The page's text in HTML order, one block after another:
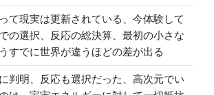
て現実は更新されている、今体験して
の選択、反応の総決算、最初の小さな
すでに世界が違うほどの差が出る
判明、反応も選択だった、高次元でい